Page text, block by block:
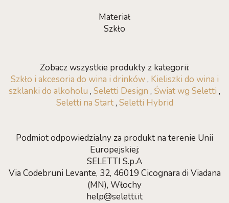
Materiał
Szkło
Zobacz wszystkie produkty z kategorii:
Szkło i akcesoria do wina i drinków, Kieliszki do wina i
szklanki do alkoholu , Seletti Design , Świat wg Seletti ,
Seletti na Start, Seletti Hybrid
Podmiot odpowiedzialny za produkt na terenie Unii
Europejskiej:
SELETTI S.p.A
Via Codebruni Levante, 32, 46019 Cicognara di Viadana
(MN), Włochy
help@seletti.it